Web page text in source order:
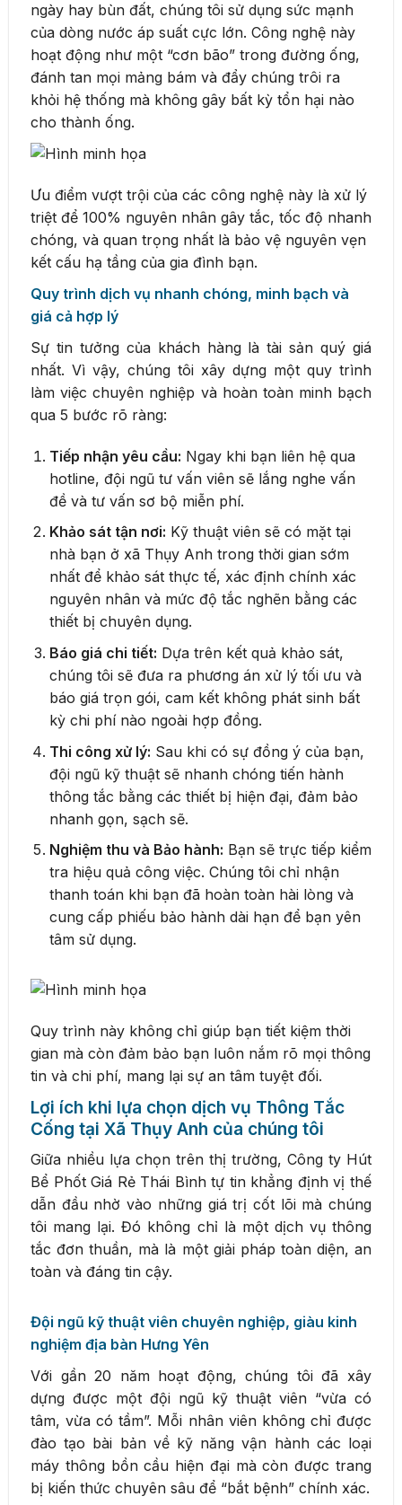
ngày hay bùn đất, chúng tôi sử dụng sức mạnh
của dòng nước áp suất cực lớn. Công nghệ này
hoạt động như một “cơn bão” trong đường ống,
đánh tan mọi mảng bám và đẩy chúng trôi ra
khỏi hệ thống mà không gây bất kỳ tổn hại nào
cho thành ống.
Ưu điểm vượt trội của các công nghệ này là xử lý
triệt để 100% nguyên nhân gây tắc, tốc độ nhanh
chóng, và quan trọng nhất là bảo vệ nguyên vẹn
kết cấu hạ tầng của gia đình bạn.
Quy trình dịch vụ nhanh chóng, minh bạch và
giá cả hợp lý
Sự tin tưởng của khách hàng là tài sản quý giá
nhất. Vì vậy, chúng tôi xây dựng một quy trình
làm việc chuyên nghiệp và hoàn toàn minh bạch
qua 5 bước rõ ràng:
Tiếp nhận yêu cầu: Ngay khi bạn liên hệ qua
hotline, đội ngũ tư vấn viên sẽ lắng nghe vấn
đề và tư vấn sơ bộ miễn phí.
Khảo sát tận nơi: Kỹ thuật viên sẽ có mặt tại
nhà bạn ở xã Thụy Anh trong thời gian sớm
nhất để khảo sát thực tế, xác định chính xác
nguyên nhân và mức độ tắc nghẽn bằng các
thiết bị chuyên dụng.
Báo giá chi tiết: Dựa trên kết quả khảo sát,
chúng tôi sẽ đưa ra phương án xử lý tối ưu và
báo giá trọn gói, cam kết không phát sinh bất
kỳ chi phí nào ngoài hợp đồng.
Thi công xử lý: Sau khi có sự đồng ý của bạn,
đội ngũ kỹ thuật sẽ nhanh chóng tiến hành
thông tắc bằng các thiết bị hiện đại, đảm bảo
nhanh gọn, sạch sẽ.
Nghiệm thu và Bảo hành: Bạn sẽ trực tiếp kiểm
tra hiệu quả công việc. Chúng tôi chỉ nhận
thanh toán khi bạn đã hoàn toàn hài lòng và
cung cấp phiếu bảo hành dài hạn để bạn yên
tâm sử dụng.
Quy trình này không chỉ giúp bạn tiết kiệm thời
gian mà còn đảm bảo bạn luôn nắm rõ mọi thông
tin và chi phí, mang lại sự an tâm tuyệt đối.
Lợi ích khi lựa chọn dịch vụ Thông Tắc
Cống tại Xã Thụy Anh của chúng tôi
Giữa nhiều lựa chọn trên thị trường, Công ty Hút
Bể Phốt Giá Rẻ Thái Bình tự tin khẳng định vị thế
dẫn đầu nhờ vào những giá trị cốt lõi mà chúng
tôi mang lại. Đó không chỉ là một dịch vụ thông
tắc đơn thuần, mà là một giải pháp toàn diện, an
toàn và đáng tin cậy.
Đội ngũ kỹ thuật viên chuyên nghiệp, giàu kinh
nghiệm địa bàn Hưng Yên
Với gần 20 năm hoạt động, chúng tôi đã xây
dựng được một đội ngũ kỹ thuật viên “vừa có
tâm, vừa có tầm”. Mỗi nhân viên không chỉ được
đào tạo bài bản về kỹ năng vận hành các loại
máy thông bồn cầu hiện đại mà còn được trang
bị kiến thức chuyên sâu để “bắt bệnh” chính xác.